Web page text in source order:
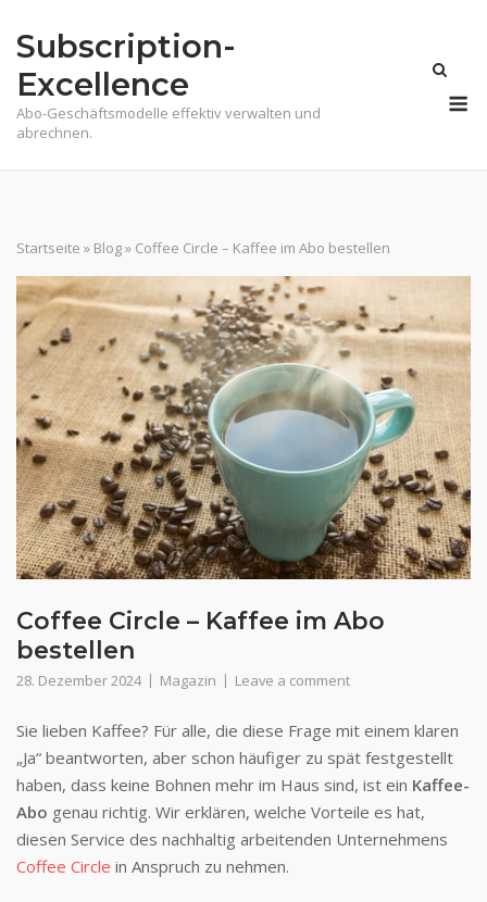
Subscription-
Excellence
Abo-Geschäftsmodelle effektiv verwalten und
abrechnen.
Startseite » Blog» Coffee Circle – Kaffee im Abo bestellen
Coffee Circle – Kaffee im Abo
bestellen
28. Dezember 2024 Magazin Leave a comment
Sie lieben Kaffee? Für alle, die diese Frage mit einem klaren
„Ja“ beantworten, aber schon häufiger zu spät festgestellt
haben, dass keine Bohnen mehr im Haus sind, ist ein Kaffee-
Abo genau richtig. Wir erklären, welche Vorteile es hat,
diesen Service des nachhaltig arbeitenden Unternehmens
Coffee Circle in Anspruch zu nehmen.